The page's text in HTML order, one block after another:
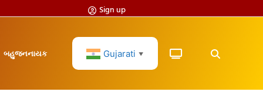
Sign up
બહુજનનાયક Gujarati ▼